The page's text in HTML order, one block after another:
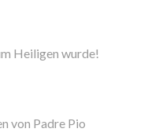
Heiligen wurde!
von Padre Pio